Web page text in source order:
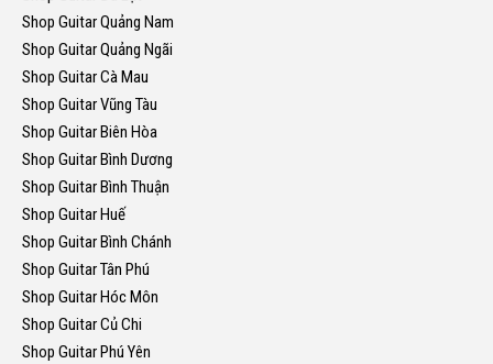
Shop Guitar Quảng Nam
Shop Guitar Quảng Ngãi
Shop Guitar Cà Mau
Shop Guitar Vũng Tàu
Shop Guitar Biên Hòa
Shop Guitar Bình Dương
Shop Guitar Bình Thuận
Shop Guitar Huế
Shop Guitar Bình Chánh
Shop Guitar Tân Phú
Shop Guitar Hóc Môn
Shop Guitar Củ Chi
Shop Guitar Phú Yên